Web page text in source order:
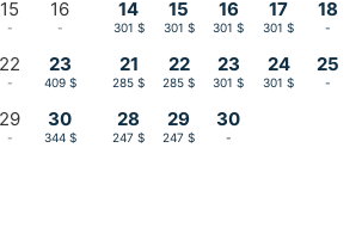
15
-
16
-
22
-
23
409 $
29
-
30
344 $
14
301 $
15
301 $
16
301 $
17
301 $
18
-
21
285 $
22
285 $
23
301 $
24
301 $
25
-
28
247 $
29
247 $
30
-